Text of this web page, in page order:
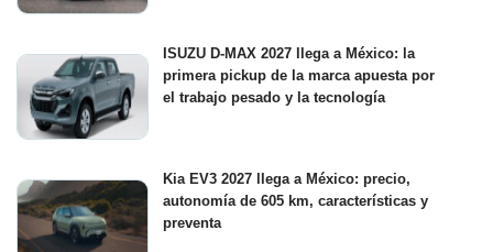
ISUZU D-MAX 2027 llega a México: la
primera pickup de la marca apuesta por
el trabajo pesado y la tecnología
Kia EV3 2027 llega a México: precio,
autonomía de 605 km, características y
preventa